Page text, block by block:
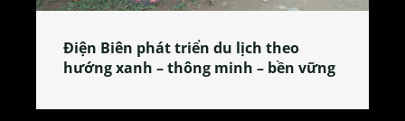
Làng làm bánh tẻ Phú Nhi – nơi lan
tỏa đặc sản xứ Đoài